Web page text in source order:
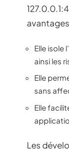
Elle isole
ainsi les
Elle
sans
Elle
Les